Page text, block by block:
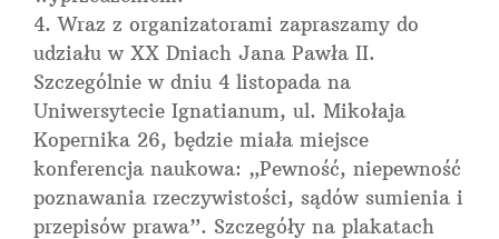
Wraz z organizatorami zapraszamy do
udziału w XX Dniach Jana Pawła II.
Szczególnie w dniu 4 listopada na
Uniwersytecie Ignatianum, ul. Mikołaja
Kopernika 26, będzie miała miejsce
konferencja naukowa: „Pewność, niepewność
poznawania rzeczywistości, sądów sumienia i
przepisów prawa”. Szczegóły na plakatach